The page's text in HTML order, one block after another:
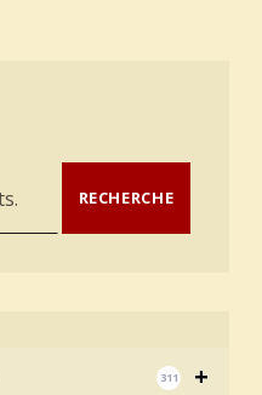
RECHERCHE
+
311